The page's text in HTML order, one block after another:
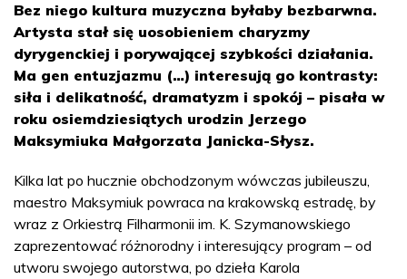
Bez niego kultura muzyczna byłaby bezbarwna.
Artysta stał się uosobieniem charyzmy
dyrygenckiej i porywającej szybkości działania.
Ma gen entuzjazmu (…) interesują go kontrasty:
siła i delikatność, dramatyzm i spokój – pisała w
roku osiemdziesiątych urodzin Jerzego
Maksymiuka Małgorzata Janicka-Słysz.
Kilka lat po hucznie obchodzonym wówczas jubileuszu,
maestro Maksymiuk powraca na krakowską estradę, by
wraz z Orkiestrą Filharmonii im. K. Szymanowskiego
zaprezentować różnorodny i interesujący program – od
utworu swojego autorstwa, po dzieła Karola